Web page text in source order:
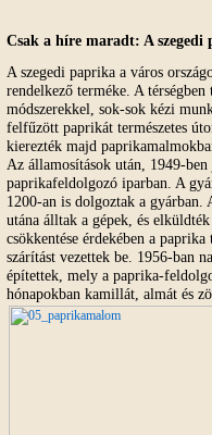
Csak a híre maradt: A szegedi
A szegedi paprika a város
rendelkező terméke. A
módszerekkel, sok-sok kézi
felfűzött paprikát természetes
kierezték majd
Az államosítások után, 1949-ben
paprikafeldolgozó iparban. A
1200-an is dolgoztak a
utána álltak a gépek, és
csökkentése érdekében a paprika
szárítást vezettek be. 1956-ban
építettek, mely a paprika-
hónapokban kamillát, almát és